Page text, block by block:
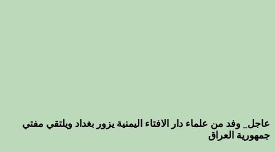
عاجل_ وفد من علماء دار الافتاء اليمنية يزور بغداد ويلتقي مفتي
جمهورية العراق